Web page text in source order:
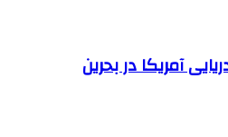
آمریکا در بحرین